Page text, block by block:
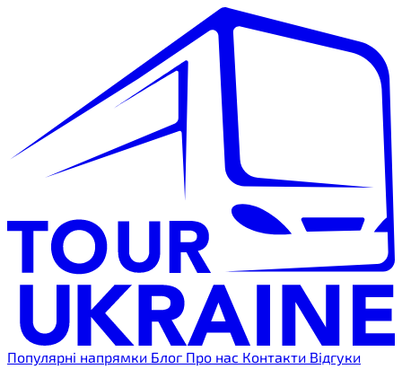
Популярні напрямки Блог Про нас Контакти Відгуки